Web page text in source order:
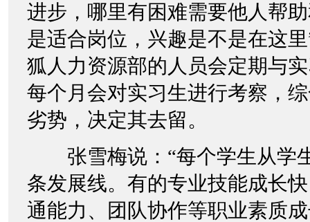
进步，哪里有困难需要他人帮
是适合岗位，兴趣是不是在这
狐人力资源部的人员会定期与
每个月会对实习生进行考察，
劣势，决定其去留。
张雪梅说：“每个学生从学
条发展线。有的专业技能成长
通能力、团队协作等职业素质